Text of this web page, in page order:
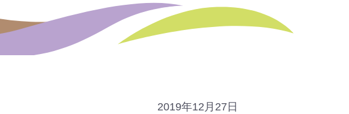
2019年12月27日